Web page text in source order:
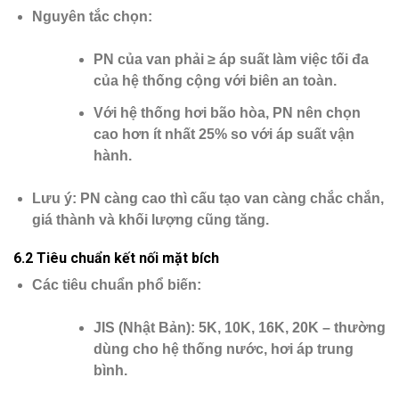
Nguyên tắc chọn:
PN của van phải ≥áp suất làm việc tối đa
của hệ thống cộng với biên an toàn.
Với hệ thống hơi bão hòa, PN nên chọn
cao hơn ít nhất 25%so với áp suất vận
hành.
Lưu ý: PN càng cao thì cấu tạo van càng chắc chắn,
giá thành và khối lượng cũng tăng.
6.2 Tiêu chuẩn kết nối mặt bích
Các tiêu chuẩn phổ biến:
JIS (Nhật Bản): 5K, 10K, 16K, 20K – thường
dùng cho hệ thống nước, hơi áp trung
bình.